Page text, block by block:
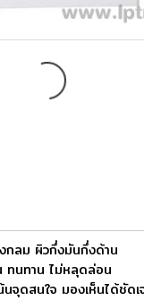
กลม ผิวกึ่งมันกึ่งด้าน
ทนทาน ไม่หลุดล่อน
จุดสนใจ มองเห็นได้ชัดเ